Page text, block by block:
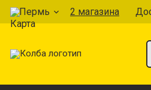
Пермь 2 магазина